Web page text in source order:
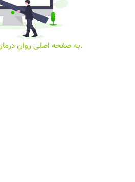
به صفحه اصلی روان درمان مراجعه کنید.